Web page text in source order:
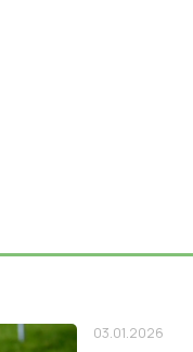
03.01.2026